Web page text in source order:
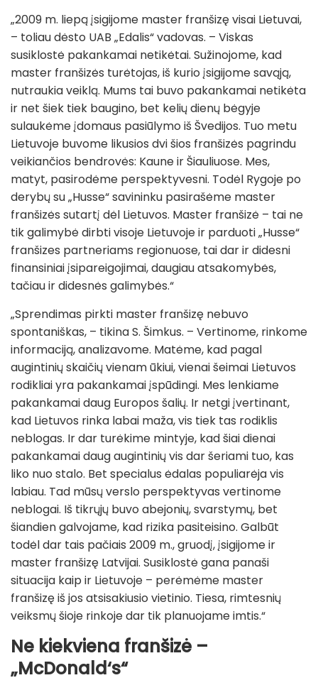
„2009 m. liepą įsigijome master franšizę visai Lietuvai,
– toliau dėsto UAB „Edalis“ vadovas. – Viskas
susiklostė pakankamai netikėtai. Sužinojome, kad
master franšizės turėtojas, iš kurio įsigijome savąją,
nutraukia veiklą. Mums tai buvo pakankamai netikėta
ir net šiek tiek baugino, bet kelių dienų bėgyje
sulaukėme įdomaus pasiūlymo iš Švedijos. Tuo metu
Lietuvoje buvome likusios dvi šios franšizės pagrindu
veikiančios bendrovės: Kaune ir Šiauliuose. Mes,
matyt, pasirodėme perspektyvesni. Todėl Rygoje po
derybų su „Husse“ savininku pasirašėme master
franšizės sutartį dėl Lietuvos. Master franšizė – tai ne
tik galimybė dirbti visoje Lietuvoje ir parduoti „Husse“
franšizes partneriams regionuose, tai dar ir didesni
finansiniai įsipareigojimai, daugiau atsakomybės,
tačiau ir didesnės galimybės.“
„Sprendimas pirkti master franšizę nebuvo
spontaniškas, – tikina S. Šimkus. – Vertinome, rinkome
informaciją, analizavome. Matėme, kad pagal
augintinių skaičių vienam ūkiui, vienai šeimai Lietuvos
rodikliai yra pakankamai įspūdingi. Mes lenkiame
pakankamai daug Europos šalių. Ir netgi įvertinant,
kad Lietuvos rinka labai maža, vis tiek tas rodiklis
neblogas. Ir dar turėkime mintyje, kad šiai dienai
pakankamai daug augintinių vis dar šeriami tuo, kas
liko nuo stalo. Bet specialus ėdalas populiarėja vis
labiau. Tad mūsų verslo perspektyvas vertinome
neblogai. Iš tikrųjų buvo abejonių, svarstymų, bet
šiandien galvojame, kad rizika pasiteisino. Galbūt
todėl dar tais pačiais 2009 m., gruodį, įsigijome ir
master franšizę Latvijai. Susiklostė gana panaši
situacija kaip ir Lietuvoje – perėmėme master
franšizę iš jos atsisakiusio vietinio. Tiesa, rimtesnių
veiksmų šioje rinkoje dar tik planuojame imtis.“
Ne kiekviena franšizė –
„McDonald‘s“